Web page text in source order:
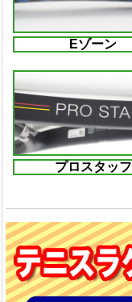
Eゾーン
プロスタッフ